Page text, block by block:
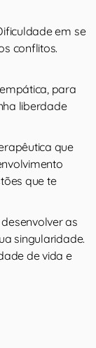
em se
conflitos.
para
liberdade
que
que te
as
singularidade.
de vida e